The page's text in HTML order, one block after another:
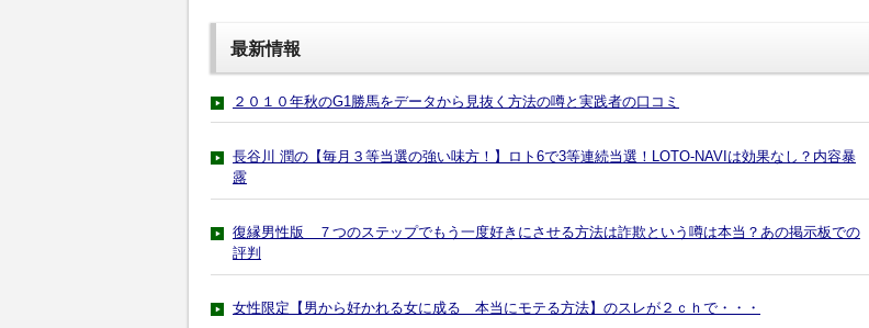
最新情報
２０１０年秋のG1勝馬をデータから見抜く方法の噂と実践者の口コミ
長谷川 潤の【毎月３等当選の強い味方！】ロト6で3等連続当選！LOTO-NAVIは効果なし？内容暴
露
復縁男性版 ７つのステップでもう一度好きにさせる方法は詐欺という噂は本当？あの掲示板での
評判
女性限定【男から好かれる女に成る 本当にモテる方法】のスレが２ｃｈで・・・